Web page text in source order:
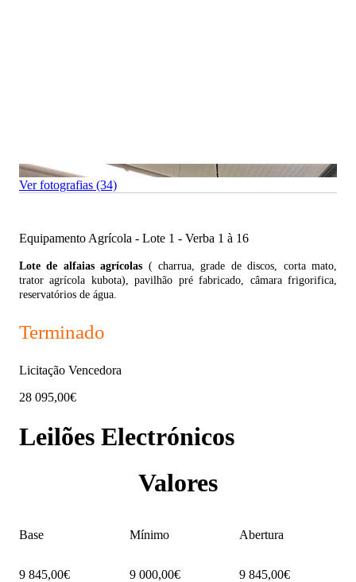
Ver fotografias (34)
Equipamento Agrícola - Lote 1 - Verba 1 à 16
Lote de alfaias agrícolas ( charrua, grade de discos, corta mato,
trator agrícola kubota), pavilhão pré fabricado, câmara frigorifica,
reservatórios de água.
Terminado
Licitação Vencedora
28 095,00€
Leilões Electrónicos
Valores
Base Mínimo Abertura
9 845,00€ 9 000,00€
9 845,00€